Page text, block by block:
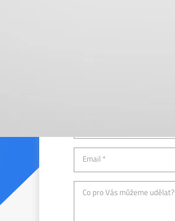
Email *
Co pro Vás můžeme udělat?